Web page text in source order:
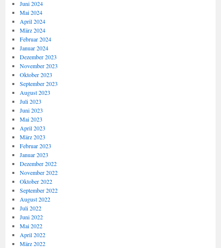
Juni 2024
Mai 2024
April 2024
März 2024
Februar 2024
Januar 2024
Dezember 2023
November 2023
Oktober 2023
September 2023
August 2023
Juli 2023
Juni 2023
Mai 2023
April 2023
März 2023
Februar 2023
Januar 2023
Dezember 2022
November 2022
Oktober 2022
September 2022
August 2022
Juli 2022
Juni 2022
Mai 2022
April 2022
März 2022